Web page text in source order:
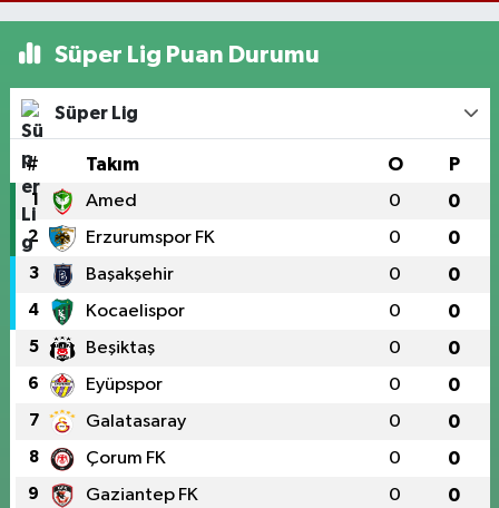
Süper Lig Puan Durumu
Süper Lig
# Takım O P
1 Amed 0 0
2 Erzurumspor FK 0 0
3 Başakşehir 0 0
4 Kocaelispor 0 0
5 Beşiktaş 0 0
6 Eyüpspor 0 0
7 Galatasaray 0 0
8 Çorum FK 0 0
9 Gaziantep FK 0 0